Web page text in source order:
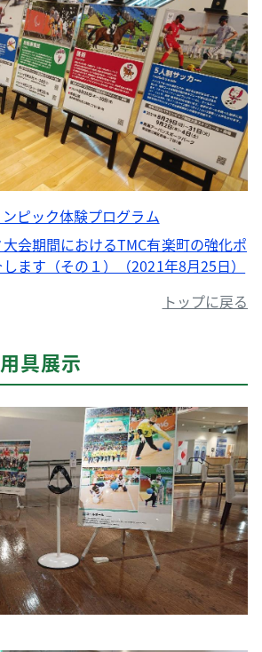
ピック体験プログラム
会期間におけるTMC有楽町の強化ポ
ます（その１）（2021年8月25日）
トップに戻る
具展示